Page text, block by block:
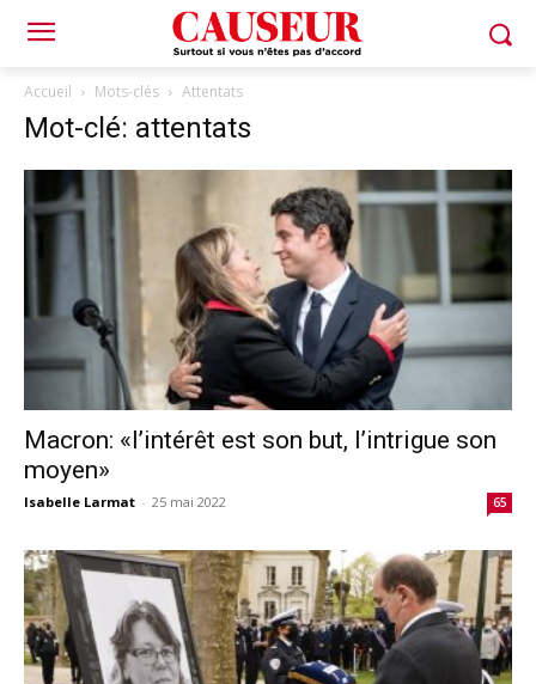
Accueil Mots-clés Attentats
Mot-clé: attentats
Macron: «l’intérêt est son but, l’intrigue son
moyen»
Isabelle Larmat - 25 mai 2022 65